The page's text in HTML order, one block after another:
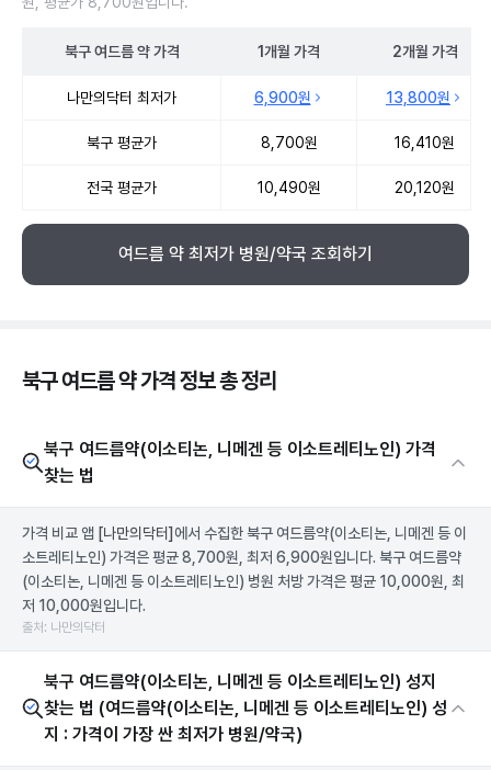
북구 여드름 약가격 1개월 가격 2개월 가격
나만의닥터 최저가 6,900원 13,800원
북구 평균가 8,700원 16,410원
전국 평균가 10,490원 20,120원
여드름 약 최저가 병원/약국 조회하기
북구 여드름 약 가격 정보 총 정리
북구 여드름약(이소티논, 니메겐 등 이소트레티노인) 가격
찾는 법
가격 비교 앱 [나만의닥터] 에서 수집한 북구 여드름약(이소티논, 니메겐 등 이
소트레티노인) 가격은 평균 8,700원, 최저 6,900원입니다. 북구 여드름약
(이소티논, 니메겐 등 이소트레티노인) 병원 처방 가격은 평균 10,000원, 최
저 10,000원입니다.
출처: 나만의닥터
북구 여드름약(이소티논, 니메겐 등 이소트레티노인) 성지
찾는 법 (여드름약(이소티논, 니메겐 등 이소트레티노인) 성
지 : 가격이 가장 싼 최저가 병원/약국)